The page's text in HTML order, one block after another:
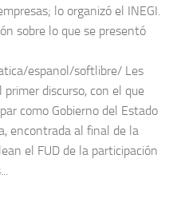
lo organizó el INEGI.
sobre lo que se presentó
espanol/softlibre/ Les
discurso, con el que
como Gobierno del Estado
encontrada al final de la
el FUD de la participación